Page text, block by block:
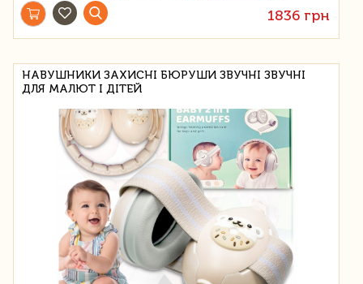
1836 грн
НАВУШНИКИ ЗАХИСНІ БЮРУШИ ЗВУЧНІ ЗВУЧНІ
ДЛЯ МАЛЮТ І ДІТЕЙ